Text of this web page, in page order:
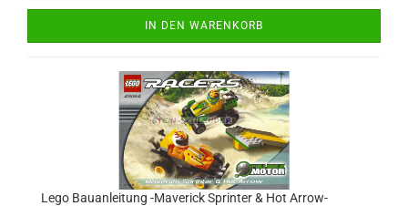
IN DEN WARENKORB
Lego Bauanleitung -Maverick Sprinter & Hot Arrow-